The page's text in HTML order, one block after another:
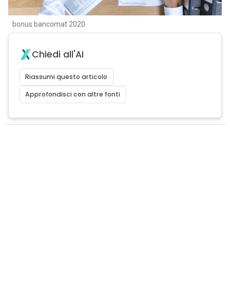
bonus bancomat 2020
Chiedi all'AI
Riassumi questo articolo
Approfondisci con altre fonti